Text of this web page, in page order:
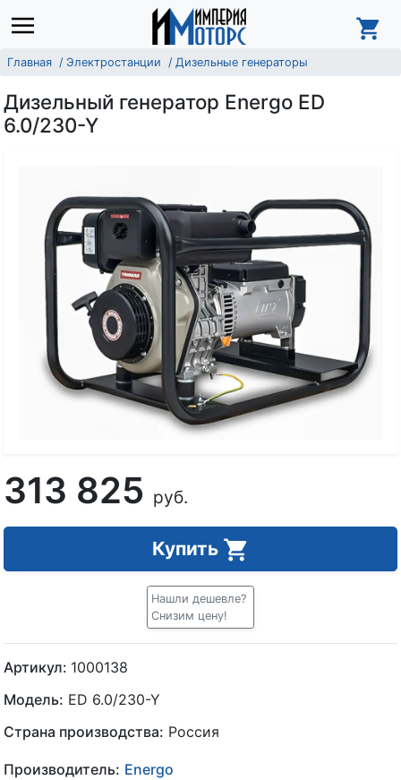
Главная Электростанции Дизельные генераторы
Дизельный генератор Energo ED
6.0/230-Y
313 825 руб.
Купить
Нашли дешевле?
Снизим цену!
Артикул: 1000138
Модель: ED 6.0/230-Y
Страна производства: Россия
Производитель: Energo